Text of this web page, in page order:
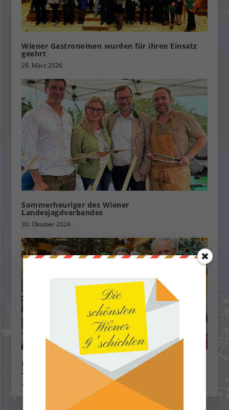
Wiener Gastronomen wurden für ihren Einsatz
geehrt
29. März 2026
Sommerheuriger des Wiener
Landesjagdverbandes
30. Oktober 2024
Der Goldene Spargel – der Oscar der Spargelwelt
2026
26. Juni 2026